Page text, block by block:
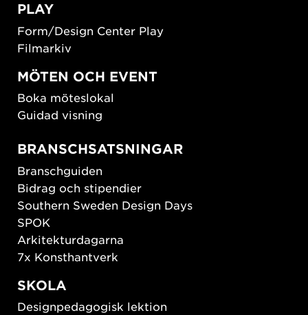
PLAY
Form/Design Center Play
Filmarkiv
MÖTEN OCH EVENT
Boka möteslokal
Guidad visning
BRANSCHSATSNINGAR
Branschguiden
Bidrag och stipendier
Southern Sweden Design Days
SPOK
Arkitekturdagarna
7x Konsthantverk
SKOLA
Designpedagogisk lektion